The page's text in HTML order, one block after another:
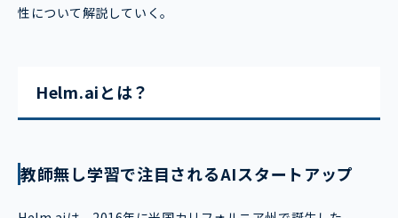
性について解説していく。
Helm.aiとは？
教師無し学習で注目されるAIスタートアップ